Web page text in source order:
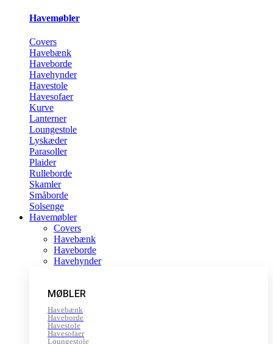
Havemøbler
Covers
Havebænk
Haveborde
Havehynder
Havestole
Havesofaer
Kurve
Lanterner
Loungestole
Lyskæder
Parasoller
Plaider
Rulleborde
Skamler
Småborde
Solsenge
Havemøbler
Covers
Havebænk
Haveborde
Havehynder
MØBLER
Havebænk
Haveborde
Havestole
Havesofaer
Loungestole